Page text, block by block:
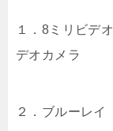
１．8ミリビデ
デオカメラ
２．ブルーレ